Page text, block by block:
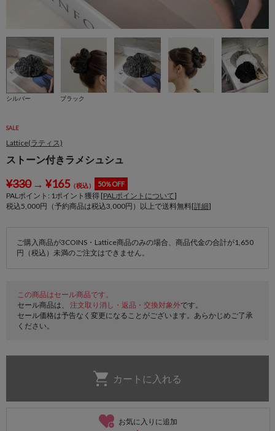
シルバー ブラック
SALE
Lattice(ラティス)
ストーン付きラメシュシュ
¥330→ ¥165（税込） 50％OFF
PALポイント: 1ポイント獲得 [PALポイントについて]
税込5,000円（予約商品は税込3,000円）以上で送料無料[詳細]
ご購入商品が3COINS・Lattice商品のみの場合、商品代金の合計が1,650
円（税込）未満のご注文はできません。
この商品はセール商品です。
セール商品は、 注文取り消し・返品・交換対象外です。
セール価格は予告なく変更になることがございます。あらかじめご了承
ください。
お気に入りに追加